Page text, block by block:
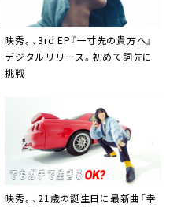
映秀。、3rd EP『一寸先の貴方へ』
デジタルリリース。初めて詞先に
挑戦
映秀。、21歳の誕生日に最新曲「幸